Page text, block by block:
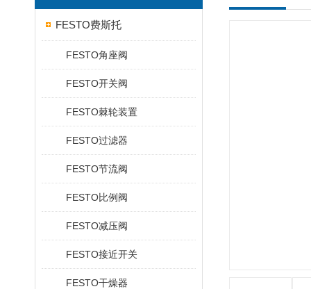
FESTO费斯托
FESTO角座阀
FESTO开关阀
FESTO棘轮装置
FESTO过滤器
FESTO节流阀
FESTO比例阀
FESTO减压阀
FESTO接近开关
FESTO干燥器